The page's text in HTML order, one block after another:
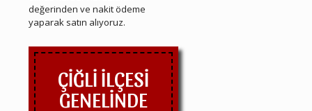
değerinden ve nakit ödeme
yaparak satın alıyoruz.
ÇİĞLİ İLÇESİ
GENELİNDE